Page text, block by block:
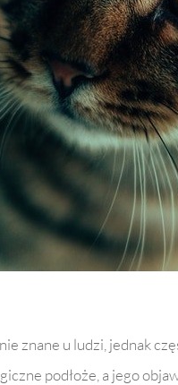
znane u ludzi, jednak
podłoże, a jego